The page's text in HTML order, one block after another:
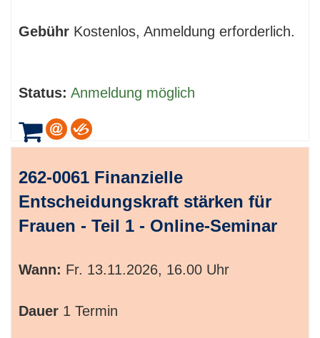
Gebühr Kostenlos, Anmeldung erforderlich.
Status: Anmeldung möglich
262-0061 Finanzielle
Entscheidungskraft stärken für
Frauen - Teil 1 - Online-Seminar
Wann: Fr. 13.11.2026, 16.00 Uhr
Dauer 1 Termin